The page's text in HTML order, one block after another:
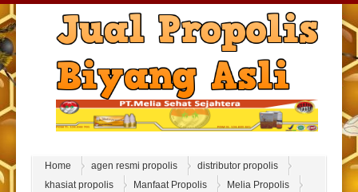
Home agen resmi propolis
distributor propolis
khasiat propolis
Manfaat Propolis
Melia Propolis